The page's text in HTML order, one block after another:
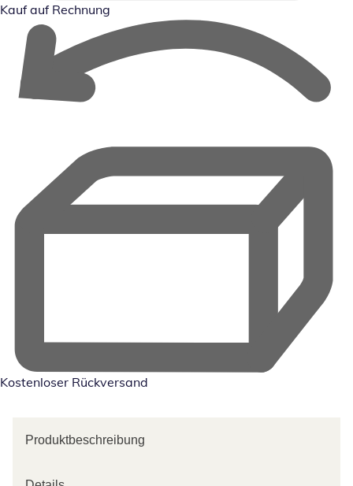
Kauf auf Rechnung
Kostenloser Rückversand
Produktbeschreibung